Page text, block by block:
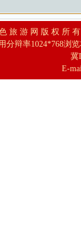
旅 游 网 版 权 所
分辩率1024*768浏
冀
E-